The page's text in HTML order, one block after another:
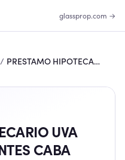
glassprop.com →
/ PRESTAMO HIPOTECARIO UVA 1ER VIVIENDA CLIENTES CABA
UVA
CABA